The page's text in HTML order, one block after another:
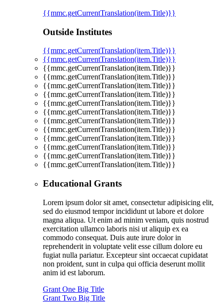
{{mmc.getCurrentTranslation(item.Title)}}
Outside Institutes
{{mmc.getCurrentTranslation(item.Title)}}
{{mmc.getCurrentTranslation(item.Title)}}
{{mmc.getCurrentTranslation(item.Title)}}
{{mmc.getCurrentTranslation(item.Title)}}
{{mmc.getCurrentTranslation(item.Title)}}
{{mmc.getCurrentTranslation(item.Title)}}
{{mmc.getCurrentTranslation(item.Title)}}
{{mmc.getCurrentTranslation(item.Title)}}
{{mmc.getCurrentTranslation(item.Title)}}
{{mmc.getCurrentTranslation(item.Title)}}
{{mmc.getCurrentTranslation(item.Title)}}
{{mmc.getCurrentTranslation(item.Title)}}
{{mmc.getCurrentTranslation(item.Title)}}
{{mmc.getCurrentTranslation(item.Title)}}
Educational Grants
Lorem ipsum dolor sit amet, consectetur adipisicing elit,
sed do eiusmod tempor incididunt ut labore et dolore
magna aliqua. Ut enim ad minim veniam, quis nostrud
exercitation ullamco laboris nisi ut aliquip ex ea
commodo consequat. Duis aute irure dolor in
reprehenderit in voluptate velit esse cillum dolore eu
fugiat nulla pariatur. Excepteur sint occaecat cupidatat
non proident, sunt in culpa qui officia deserunt mollit
anim id est laborum.
Grant One Big Title
Grant Two Big Title